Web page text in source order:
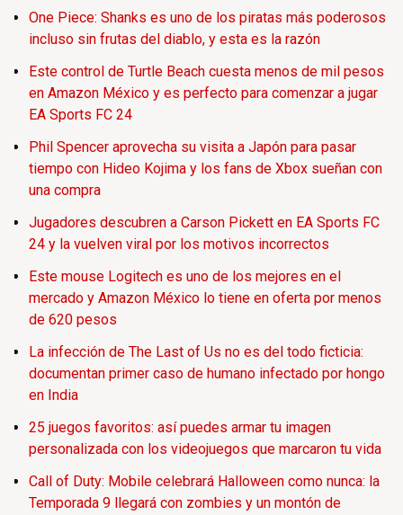
One Piece: Shanks es uno de los piratas más poderosos
incluso sin frutas del diablo, y esta es la razón
Este control de Turtle Beach cuesta menos de mil pesos
en Amazon México y es perfecto para comenzar a jugar
EA Sports FC 24
Phil Spencer aprovecha su visita a Japón para pasar
tiempo con Hideo Kojima y los fans de Xbox sueñan con
una compra
Jugadores descubren a Carson Pickett en EA Sports FC
24 y la vuelven viral por los motivos incorrectos
Este mouse Logitech es uno de los mejores en el
mercado y Amazon México lo tiene en oferta por menos
de 620 pesos
La infección de The Last of Us no es del todo ficticia:
documentan primer caso de humano infectado por hongo
en India
25 juegos favoritos: así puedes armar tu imagen
personalizada con los videojuegos que marcaron tu vida
Call of Duty: Mobile celebrará Halloween como nunca: la
Temporada 9 llegará con zombies y un montón de